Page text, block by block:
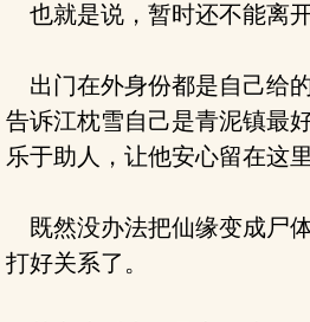
也就是说，暂时还不能离开
出门在外身份都是自己给
告诉江枕雪自己是青泥镇最
乐于助人，让他安心留在这里
既然没办法把仙缘变成尸
打好关系了。